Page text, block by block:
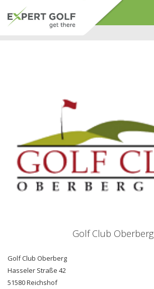
Golf Club Oberberg
Golf Club Oberberg
Hasseler Straße 42
51580 Reichshof